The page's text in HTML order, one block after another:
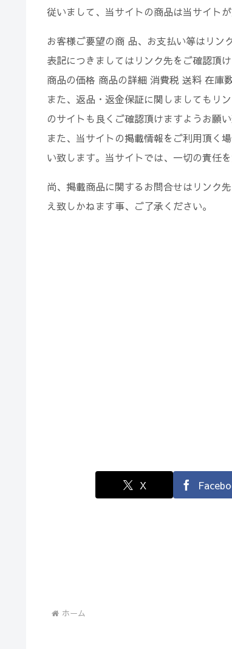
従いまして、当サイトの商品は当サイト
お客様ご要望の商 品、お支払い等はリン
表記につきましてはリンク先をご確認頂
商品の価格 商品の詳細 消費税 送料 在庫
また、返品・返金保証に関しましてもリ
のサイトも良くご確認頂けますようお願い
また、当サイトの掲載情報をご利用頂く
い致します。当サイトでは、一切の責任
尚、掲載商品に関するお問合せはリンク
え致しかねます事、ご了承ください。
X
ホーム